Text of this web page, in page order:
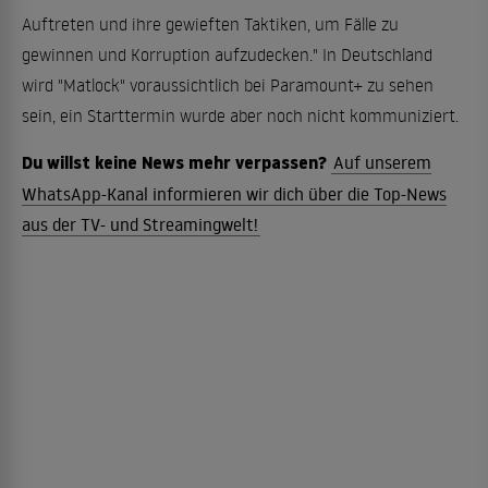
Auftreten und ihre gewieften Taktiken, um Fälle zu
gewinnen und Korruption aufzudecken." In Deutschland
wird "Matlock" voraussichtlich bei Paramount+ zu sehen
sein, ein Starttermin wurde aber noch nicht kommuniziert.
Du willst keine News mehr verpassen? Auf unserem
WhatsApp-Kanal informieren wir dich über die Top-News
aus der TV- und Streamingwelt!